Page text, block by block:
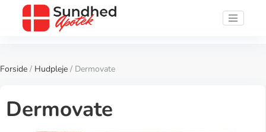
Forside / Hudpleje / Dermovate
Dermovate